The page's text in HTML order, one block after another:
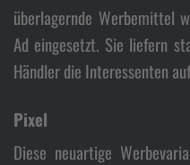
überlagernde Werbemittel
Ad eingesetzt. Sie liefern
Händler die Interessenten
Pixel
Diese neuartige